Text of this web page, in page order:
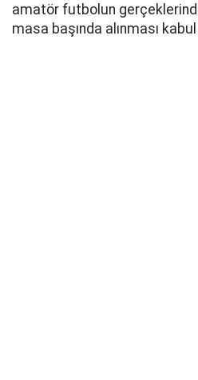
amatör futbolun
masa başında alınması